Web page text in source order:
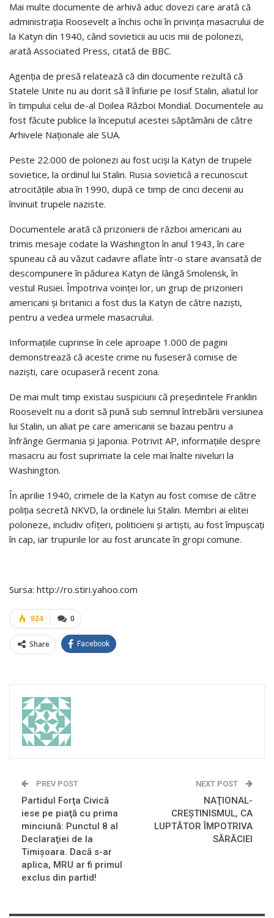
Mai multe documente de arhivă aduc dovezi care arată că
administrația Roosevelt a închis ochii în privința masacrului de
la Katyn din 1940, când sovieticii au ucis mii de polonezi,
arată Associated Press, citată de BBC.
Agenția de presă relatează că din documente rezultă că
Statele Unite nu au dorit să îl înfurie pe Iosif Stalin, aliatul lor
în timpului celui de-al Doilea Război Mondial. Documentele au
fost făcute publice la începutul acestei săptămâni de către
Arhivele Naționale ale SUA.
Peste 22.000 de polonezi au fost uciși la Katyn de trupele
sovietice, la ordinul lui Stalin. Rusia sovietică a recunoscut
atrocitățile abia în 1990, după ce timp de cinci decenii au
învinuit trupele naziste.
Documentele arată că prizonierii de război americani au
trimis mesaje codate la Washington în anul 1943, în care
spuneau că au văzut cadavre aflate într-o stare avansată de
descompunere în pădurea Katyn de lângă Smolensk, în
vestul Rusiei. Împotriva voinței lor, un grup de prizonieri
americani și britanici a fost dus la Katyn de către naziști,
pentru a vedea urmele masacrului.
Informațiile cuprinse în cele aproape 1.000 de pagini
demonstrează că aceste crime nu fuseseră comise de
naziști, care ocupaseră recent zona.
De mai mult timp existau suspiciuni că președintele Franklin
Roosevelt nu a dorit să pună sub semnul întrebării versiunea
lui Stalin, un aliat pe care americanii se bazau pentru a
înfrânge Germania și Japonia. Potrivit AP, informațiile despre
masacru au fost suprimate la cele mai înalte niveluri la
Washington.
În aprilie 1940, crimele de la Katyn au fost comise de către
poliția secretă NKVD, la ordinele lui Stalin. Membri ai elitei
poloneze, includiv ofițeri, politicieni și artiști, au fost împușcați
în cap, iar trupurile lor au fost aruncate în gropi comune.
Sursa: http://ro.stiri.yahoo.com
0
924
Share Facebook
PREV POST
Partidul Forţa Civică
iese pe piaţă cu prima
minciună: Punctul 8 al
Declaraţiei de la
Timişoara. Dacă s-ar
aplica, MRU ar fi primul
exclus din partid!
NEXT POST
NAŢIONAL-
CREŞTINISMUL, CA
LUPTĂTOR ÎMPOTRIVA
SĂRĂCIEI